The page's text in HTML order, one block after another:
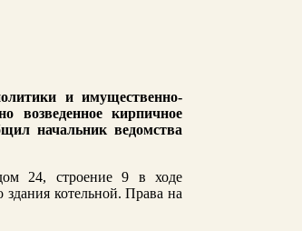
и имущественно-
возведенное кирпичное
начальник ведомства
24, строение 9 в ходе
здания котельной. Права на